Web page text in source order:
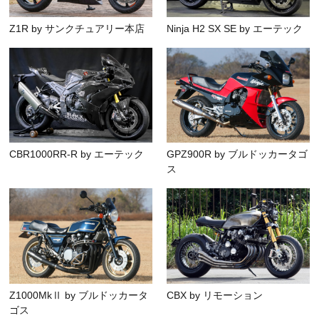
Z1R by サンクチュアリー本店 Ninja H2 SX SE by エーテック
CBR1000RR-R by エーテック
GPZ900R by ブルドッカータゴ
ス
Z1000MkⅡ by ブルドッカータ
ゴス
CBX by リモーション